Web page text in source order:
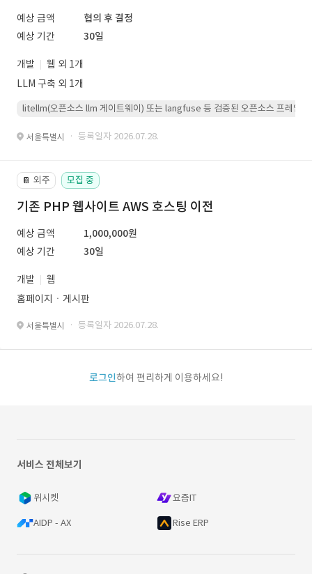
예상 금액
협의 후 결정
예상 기간
30일
개발
웹 외 1개
LLM 구축 외 1개
litellm(오픈소스 llm 게이트웨이) 또는 langfuse 등 검증된 오픈소스 프레임워
서울특별시 · 등록일자 2026.07.28.
📔 외주 모집 중
기존 PHP 웹사이트 AWS 호스팅 이전
예상 금액
1,000,000원
예상 기간
30일
개발
웹
홈페이지ㆍ게시판
서울특별시 · 등록일자 2026.07.28.
로그인하여 편리하게 이용하세요!
서비스 전체보기
위시켓 요즘IT
AIDP - AX Rise ERP